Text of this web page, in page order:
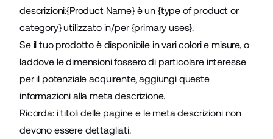
descrizioni:{Product Name} è un {type of product or
category} utilizzato in/per {primary uses}.
Se il tuo prodotto è disponibile in vari colori e misure, o
laddove le dimensioni fossero di particolare interesse
per il potenziale acquirente, aggiungi queste
informazioni alla meta descrizione.
Ricorda: i titoli delle pagine e le meta descrizioni non
devono essere dettagliati.